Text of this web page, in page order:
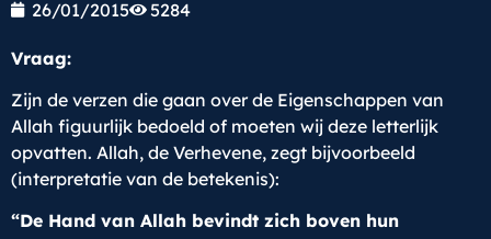
26/01/2015 5284
Vraag:
Zijn de verzen die gaan over de Eigenschappen van
Allah figuurlijk bedoeld of moeten wij deze letterlijk
opvatten. Allah, de Verhevene, zegt bijvoorbeeld
(interpretatie van de betekenis):
“De Hand van Allah bevindt zich boven hun